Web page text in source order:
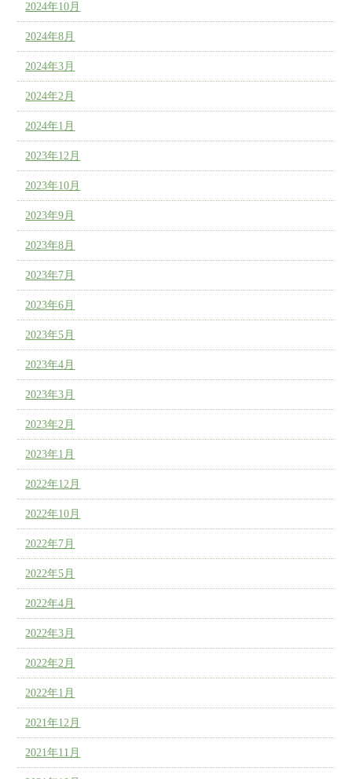
2024年10月
2024年8月
2024年3月
2024年2月
2024年1月
2023年12月
2023年10月
2023年9月
2023年8月
2023年7月
2023年6月
2023年5月
2023年4月
2023年3月
2023年2月
2023年1月
2022年12月
2022年10月
2022年7月
2022年5月
2022年4月
2022年3月
2022年2月
2022年1月
2021年12月
2021年11月